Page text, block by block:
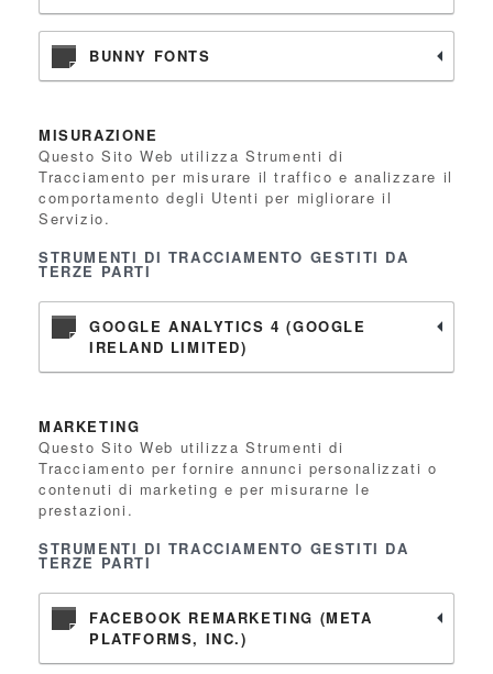
BUNNY FONTS
MISURAZIONE
Questo Sito Web utilizza Strumenti di
Tracciamento per misurare il traffico e analizzare il
comportamento degli Utenti per migliorare il
Servizio.
STRUMENTI DI TRACCIAMENTO GESTITI DA
TERZE PARTI
GOOGLE ANALYTICS 4 (GOOGLE
IRELAND LIMITED)
MARKETING
Questo Sito Web utilizza Strumenti di
Tracciamento per fornire annunci personalizzati o
contenuti di marketing e per misurarne le
prestazioni.
STRUMENTI DI TRACCIAMENTO GESTITI DA
TERZE PARTI
FACEBOOK REMARKETING (META
PLATFORMS, INC.)